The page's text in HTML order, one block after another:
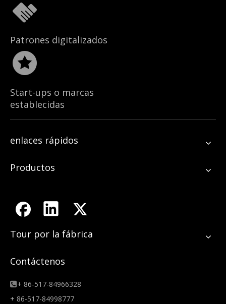
Patrones digitalizados
Start-ups o marcas
establecidas
enlaces rápidos
Productos
Tour por la fábrica
Contáctenos
+ 86-517-84966328
+ 86-517-84998777